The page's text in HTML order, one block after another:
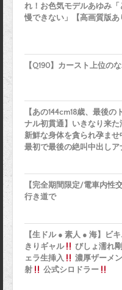
れ！お色気モデルあゆみ
慢できない」【高画質版あ
【Q190】カースト上位の
【あの144cm18歳、最後
ナル初貫通】いきなり来
新鮮な身体を貪られ孕ませ
最初で最後の絶叫中出しア
【完全期間限定/電車内性
行き道で
【生ドル ● 素人 ● 海】ビ
きりギャル
びしょ濡れ
ェラ生挿入
濃厚ザーメ
射
公式シロドラー